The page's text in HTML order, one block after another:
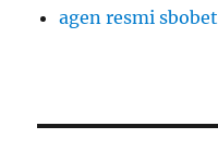
agen resmi sbobet